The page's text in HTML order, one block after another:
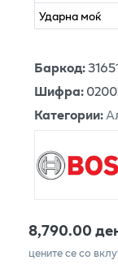
Ударна моќ
Баркод:
Шифра:
Категории:
8,790.00
цените се со